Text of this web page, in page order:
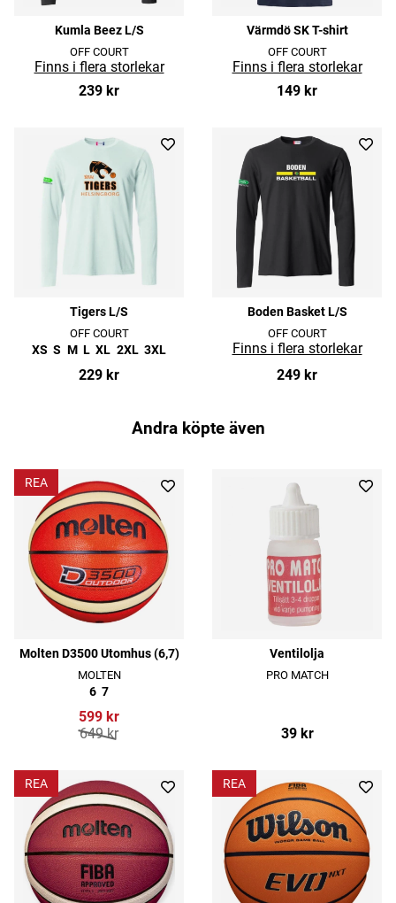
Kumla Beez L/S
OFF COURT
239 kr
Värmdö SK T-shirt
OFF COURT
149 kr
Tigers L/S
OFF COURT
XS S M L XL 2XL 3XL
229 kr
Boden Basket L/S
OFF COURT
249 kr
Andra köpte även
REA
Molten D3500 Utomhus (6,7)
MOLTEN
6 7
599 kr
649 kr
Ventilolja
PRO MATCH
39 kr
REA REA